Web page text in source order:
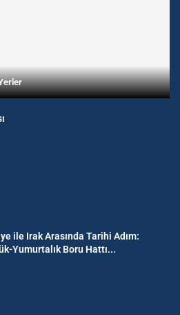
ile Irak Arasında Tarihi Adım:
Yumurtalık Boru Hattı...